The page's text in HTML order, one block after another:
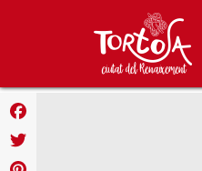
Facebook
Twitter